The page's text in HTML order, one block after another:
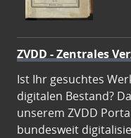
ZVDD - Zentrales
Ist Ihr gesuchtes
digitalen Bestand?
unserem ZVDD
bundesweit